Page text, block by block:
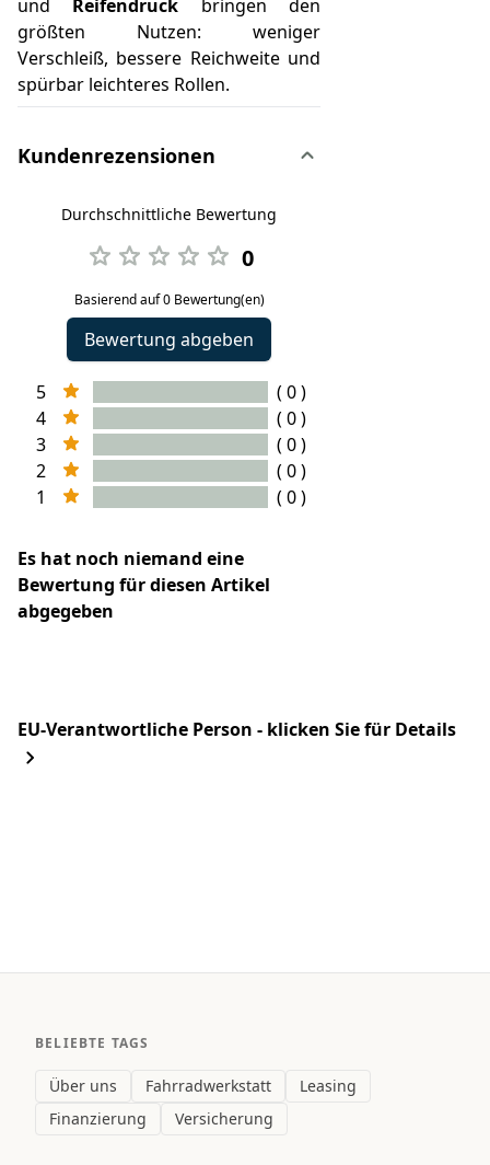
und Reifendruck bringen den
größten Nutzen: weniger
Verschleiß, bessere Reichweite und
spürbar leichteres Rollen.
Kundenrezensionen
Durchschnittliche Bewertung
0
Basierend auf 0 Bewertung(en)
Bewertung abgeben
5
( 0 )
4
( 0 )
3
( 0 )
2
( 0 )
1
( 0 )
Es hat noch niemand eine
Bewertung für diesen Artikel
abgegeben
EU-Verantwortliche Person - klicken Sie für Details
BELIEBTE TAGS
Über uns Fahrradwerkstatt
Leasing
Finanzierung
Versicherung